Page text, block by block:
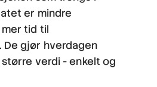
er mindre
tid til
gjør hverdagen
verdi - enkelt og